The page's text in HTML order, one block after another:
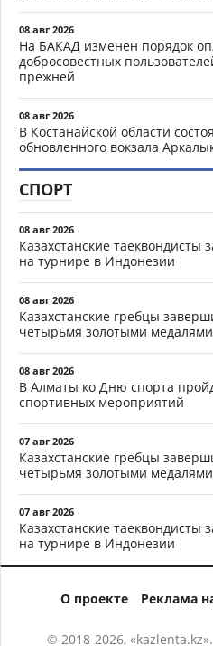
08 авг 2026
На БАКАД изменен порядок
добросовестных
прежней
08 авг 2026
В Костанайской области
обновленного вокзала
СПОРТ
08 авг 2026
Казахстанские таеквондисты
на турнире в Индонезии
08 авг 2026
Казахстанские гребцы
четырьмя золотыми медалями
08 авг 2026
В Алматы ко Дню спорта
спортивных мероприятий
07 авг 2026
Казахстанские гребцы
четырьмя золотыми медалями
07 авг 2026
Казахстанские таеквондисты
на турнире в Индонезии
О проекте Реклама
© 2018-2026,